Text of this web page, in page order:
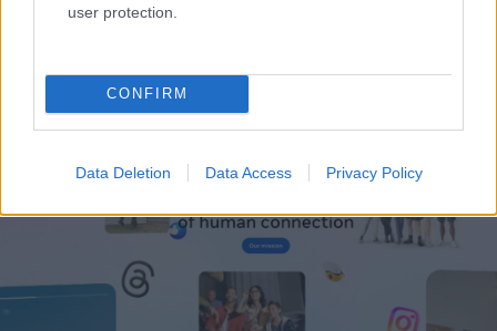
user protection.
CONFIRM
Data Deletion Data Access Privacy Policy
Δεκαπενταύγουστος 2026: Πόσο αυξάνεται το